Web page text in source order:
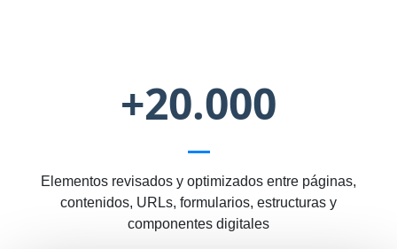
+20.000
Elementos revisados y optimizados entre páginas,
contenidos, URLs, formularios, estructuras y
componentes digitales